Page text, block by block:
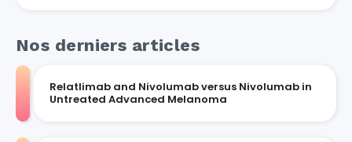
Nos derniers articles
Relatlimab and Nivolumab versus Nivolumab in
Untreated Advanced Melanoma